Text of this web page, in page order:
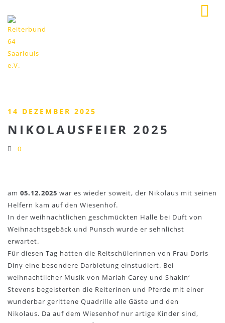
14 DEZEMBER 2025
NIKOLAUSFEIER 2025
0
am 05.12.2025 war es wieder soweit, der Nikolaus mit seinen
Helfern kam auf den Wiesenhof.
In der weihnachtlichen geschmückten Halle bei Duft von
Weihnachtsgebäck und Punsch wurde er sehnlichst
erwartet.
Für diesen Tag hatten die Reitschülerinnen von Frau Doris
Diny eine besondere Darbietung einstudiert. Bei
weihnachtlicher Musik von Mariah Carey und Shakin‘
Stevens begeisterten die Reiterinen und Pferde mit einer
wunderbar gerittene Quadrille alle Gäste und den
Nikolaus. Da auf dem Wiesenhof nur artige Kinder sind,